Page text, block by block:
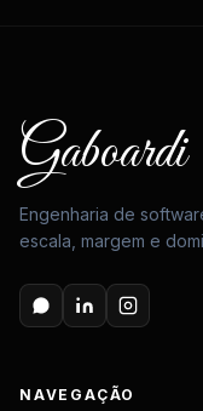
Gaboardi
Engenharia de
escala, margem e
NAVEGAÇÃO